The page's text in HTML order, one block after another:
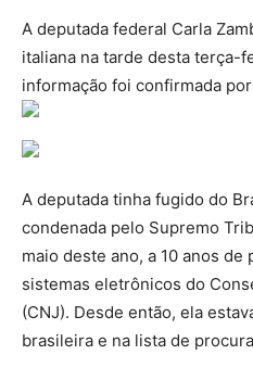
A deputada federal Carla
italiana na tarde desta terça-
informação foi confirmada
A deputada tinha fugido do
condenada pelo Supremo
maio deste ano, a 10 anos de
sistemas eletrônicos do
(CNJ). Desde então, ela
brasileira e na lista de